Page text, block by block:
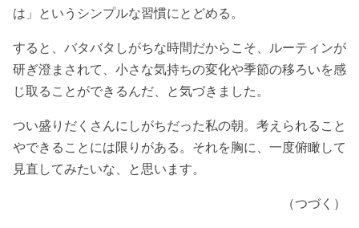
は」というシンプルな習慣にとどめる。
すると、バタバタしがちな時間だからこそ、ルーティンが
研ぎ澄まされて、小さな気持ちの変化や季節の移ろいを感
じ取ることができるんだ、と気づきました。
つい盛りだくさんにしがちだった私の朝。考えられること
やできることには限りがある。それを胸に、一度俯瞰して
見直してみたいな、と思います。
（つづく）